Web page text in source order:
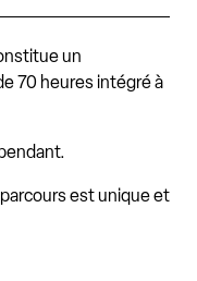
un
70 heures intégré à
est unique et